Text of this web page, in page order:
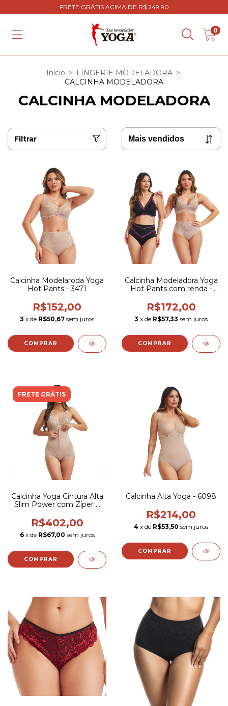
FRETE GRÁTIS ACIMA DE R$ 249,90
0
Início > LINGERIE MODELADORA >
CALCINHA MODELADORA
CALCINHA MODELADORA
Filtrar
Calcinha Modelaroda Yoga
Hot Pants - 3471
R$152,00
3 x de R$50,67 sem juros
COMPRAR
Calcinha Modeladora Yoga
Hot Pants com renda -
R$172,00
3 x de R$57,33 sem juros
COMPRAR
FRETE GRÁTIS
Calcinha Yoga Cintura Alta
Slim Power com Zíper e
R$402,00
6 x de R$67,00 sem juros
COMPRAR
Calcinha Alta Yoga - 6098
R$214,00
4 x de R$53,50 sem juros
COMPRAR